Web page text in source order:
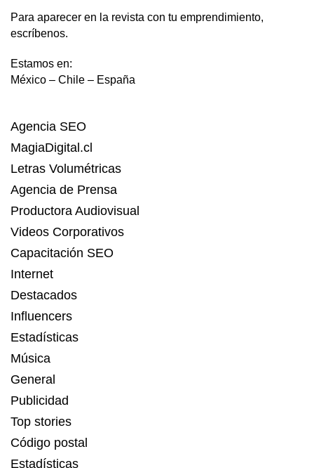
Para aparecer en la revista con tu emprendimiento,
escríbenos.
Estamos en:
México – Chile – España
Agencia SEO
MagiaDigital.cl
Letras Volumétricas
Agencia de Prensa
Productora Audiovisual
Videos Corporativos
Capacitación SEO
Internet
Destacados
Influencers
Estadísticas
Música
General
Publicidad
Top stories
Código postal
Estadísticas